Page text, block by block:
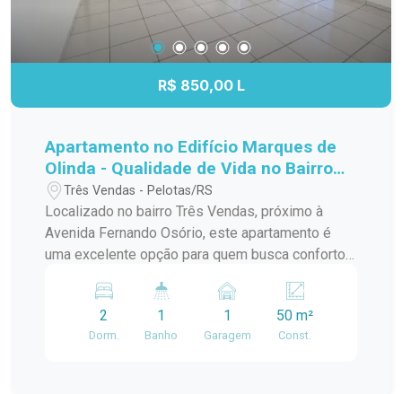
R$ 850,00 L
Apartamento no Edifício Marques de
Olinda - Qualidade de Vida no Bairro
Três Vendas!
Três Vendas - Pelotas/RS
Localizado no bairro Três Vendas, próximo à
Avenida Fernando Osório, este apartamento é
uma excelente opção para quem busca conforto,
ambientes bem distribuídos e uma estrutura
funcional, o imóvel atende perfeitamente às
necessidades de casais ou pequenas famílias. O
2
Dorm.
1
Banho
1
Garagem
50 m²
Const.